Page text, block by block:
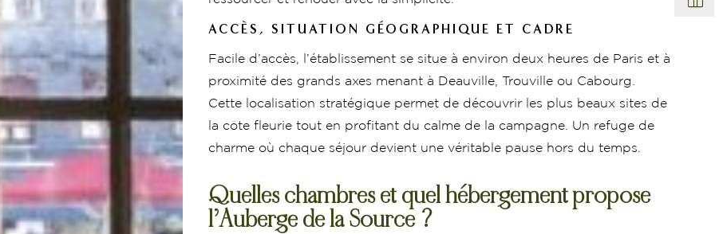
ACCÈS, SITUATION GÉOGRAPHIQUE ET CADRE
Facile d’accès, l’établissement se situe à environ deux heures de Paris et à
proximité des grands axes menant à Deauville, Trouville ou Cabourg.
Cette localisation stratégique permet de découvrir les plus beaux sites de
la côte fleurie tout en profitant du calme de la campagne. Un refuge de
charme où chaque séjour devient une véritable pause hors du temps.
Quelles chambres et quel hébergement propose
l’Auberge de la Source ?